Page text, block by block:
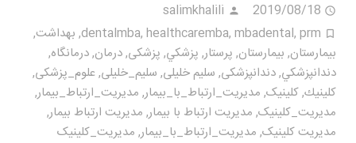
2019/08/18
salimkhalili
dentalmba, healthcaremba, mbadental, prm
, بهداشت,
بيمارستان, بیمارستان, پرستار, پزشكي, پزشکی,درمان,درمانگاه,
دندانپزشكي,دندانپزشکی, سلیم خلیلی, سلیم_خلیلی, علوم_پزشکی,
كلينيك,کلینیک, مديريت_ارتباط_با_بيمار, مديريت_ارتباط_بیمار,
مديريت_كلينيک, مدیریت ارتباط با بیمار, مدیریت ارتباط بیمار,
مدیریت کلینیک, مدیریت_ارتباط_با_بیمار, مدیریت_کلینیک